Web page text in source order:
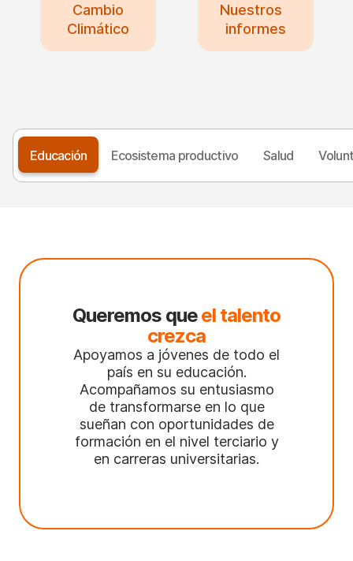
Cambio
Climático
Nuestros
informes
Educación Ecosistema productivo Salud
Queremos queel talento
crezca
Apoyamos a jóvenes de todo el
país en su educación.
Acompañamos su entusiasmo
de transformarse en lo que
sueñan con oportunidades de
formación en el nivel terciario y
en carreras universitarias.